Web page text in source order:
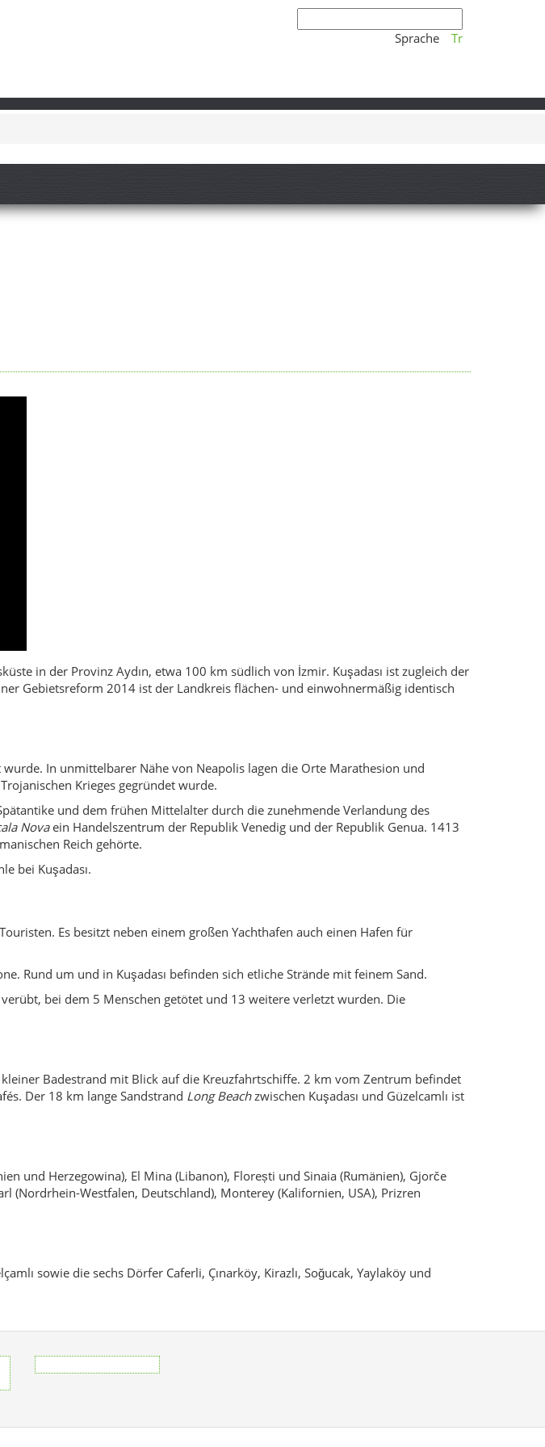
Sprache Tr
in der Provinz Aydın, etwa 100 km südlich von İzmir. Kuşadası ist zugleich der
Gebietsreform 2014 ist der Landkreis flächen- und einwohnermäßig identisch
In unmittelbarer Nähe von Neapolis lagen die Orte Marathesion und
Krieges gegründet wurde.
und dem frühen Mittelalter durch die zunehmende Verlandung des
Novaein Handelszentrum der Republik Venedig und der Republik Genua. 1413
Reich gehörte.
bei Kuşadası.
Es besitzt neben einem großen Yachthafen auch einen Hafen für
Rund um und in Kuşadası befinden sich etliche Strände mit feinem Sand.
bei dem 5 Menschen getötet und 13 weitere verletzt wurden. Die
Badestrand mit Blick auf die Kreuzfahrtschiffe. 2 km vom Zentrum befindet
Der 18 km lange Sandstrand Long Beachzwischen Kuşadası und Güzelcamlı ist
und Herzegowina), El Mina (Libanon), Florești und Sinaia (Rumänien), Gjorče
(Nordrhein-Westfalen, Deutschland), Monterey (Kalifornien, USA), Prizren
sowie die sechs Dörfer Caferli, Çınarköy, Kirazlı, Soğucak, Yaylaköy und